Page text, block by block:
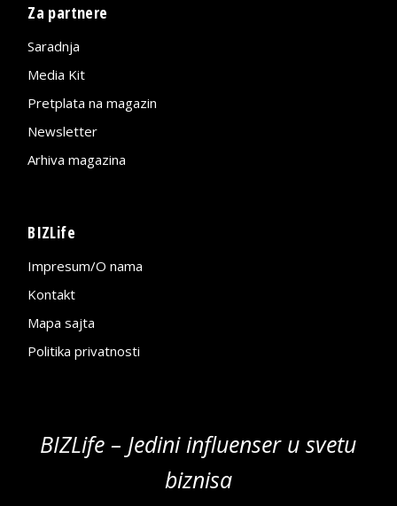
Za partnere
Saradnja
Media Kit
Pretplata na magazin
Newsletter
Arhiva magazina
BIZLife
Impresum/O nama
Kontakt
Mapa sajta
Politika privatnosti
BIZLife – Jedini influenser u svetu
biznisa